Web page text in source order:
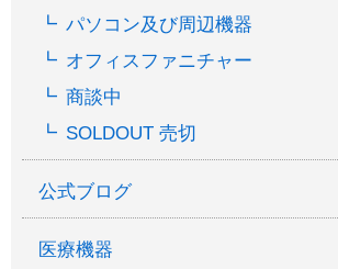
パソコン及び周辺機器
オフィスファニチャー
商談中
SOLDOUT 売切
公式ブログ
医療機器